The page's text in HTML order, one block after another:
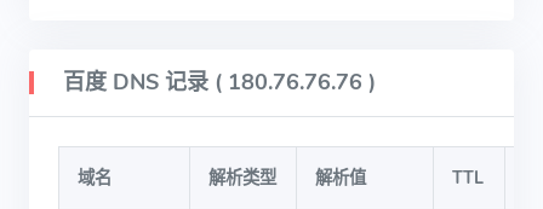
百度 DNS 记录 ( 180.76.76.76 )
域名 解析类型 解析值 TTL